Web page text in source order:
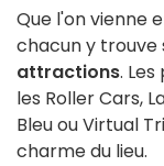
Que l'on vienne
chacun y
attractions.
les Roller Cars,
Bleu ou Virtual
charme du lieu.